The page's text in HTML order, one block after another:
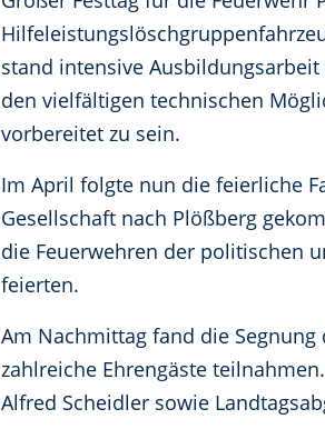
stand intensive
den vielfältigen technischen
vorbereitet zu sein.
Im April folgte nun die feierliche
Gesellschaft nach Plößberg
die Feuerwehren der politischen
feierten.
Am Nachmittag fand die
zahlreiche Ehrengäste
Alfred Scheidler sowie